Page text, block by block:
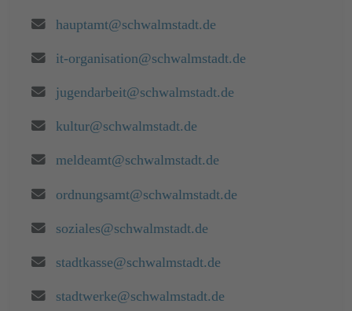
Email:
hauptamt@schwalmstadt.de
Email:
it-organisation@schwalmstadt.de
Email:
jugendarbeit@schwalmstadt.de
Email:
kultur@schwalmstadt.de
Email:
meldeamt@schwalmstadt.de
Email:
ordnungsamt@schwalmstadt.de
Email:
soziales@schwalmstadt.de
Email:
stadtkasse@schwalmstadt.de
Email:
stadtwerke@schwalmstadt.de